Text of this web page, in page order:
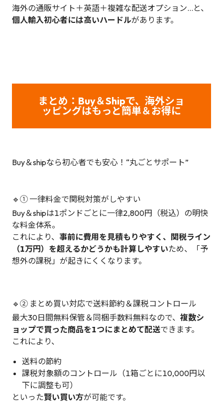
海外の通販サイト＋英語＋複雑な配送オプション…と、
個人輸入初心者には高いハードルがあります。
まとめ：Buy＆Shipで、海外ショ
ッピングはもっと簡単＆お得に
Buy＆shipなら初心者でも安心！“丸ごとサポート”
🔹① 一律料金で関税対策がしやすい
Buy＆shipは1ポンドごとに一律2,800円（税込）の明快
な料金体系。
これにより、 事前に費用を見積もりやすく、関税ライン
（1万円）を超えるかどうかも計算しやすいため、「予
想外の課税」が起きにくくなります。
🔹② まとめ買い対応で送料節約＆課税コントロール
最大30日間無料保管＆同梱手数料無料なので、 複数シ
ョップで買った商品を1つにまとめて配送できます。
これにより、
送料の節約
課税対象額のコントロール（1箱ごとに10,000円以
下に調整も可）
といった賢い買い方が可能です。